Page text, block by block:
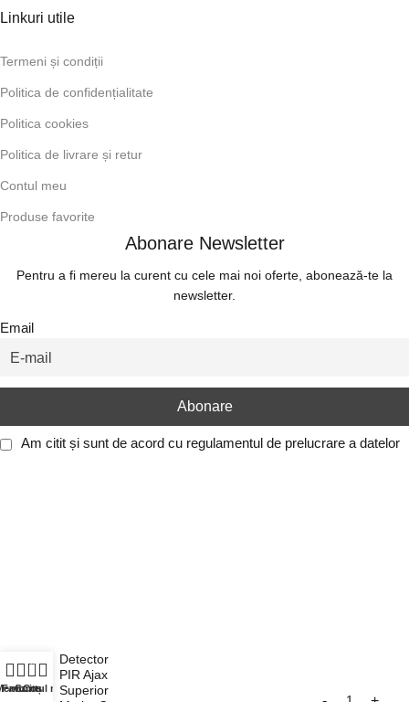
Linkuri utile
Termeni și condiții
Politica de confidențialitate
Politica cookies
Politica de livrare și retur
Contul meu
Produse favorite
Abonare Newsletter
Pentru a fi mereu la curent cu cele mai noi oferte, abonează-te la
newsletter.
Email
Am citit și sunt de acord cu regulamentul de prelucrare a datelor
Detector
PIR Ajax
Superior
MotionCam
Favorite
0
Coș
Contul meu